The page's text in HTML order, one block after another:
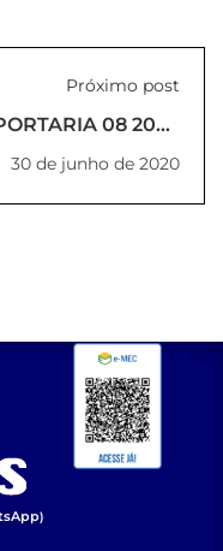
Próximo post
08 2020
30 de junho de 2020
)